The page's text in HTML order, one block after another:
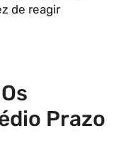
de reagir
Prazo